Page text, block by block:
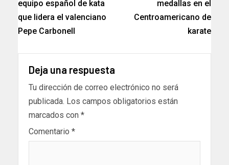
equipo español de kata
que lidera el valenciano
Pepe Carbonell
medallas en el
Centroamericano de
karate
Deja una respuesta
Tu dirección de correo electrónico no será
publicada. Los campos obligatorios están
marcados con *
Comentario *